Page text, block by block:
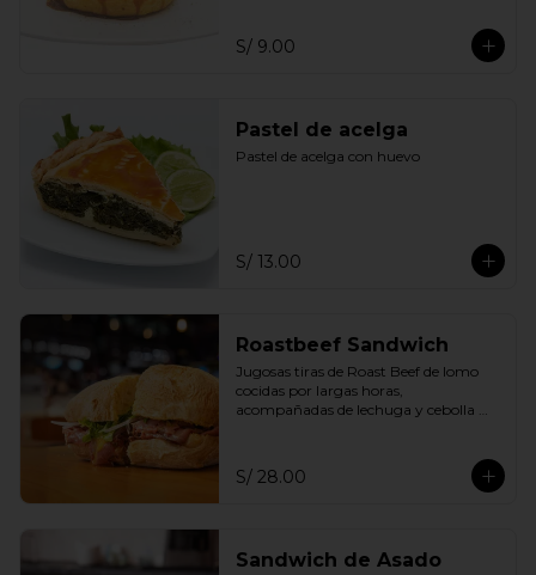
S/ 9.00
Pastel de acelga
Pastel de acelga con huevo
S/ 13.00
Roastbeef Sandwich
Jugosas tiras de Roast Beef de lomo
cocidas por largas horas,
acompañadas de lechuga y cebolla
S/ 28.00
Sandwich de Asado